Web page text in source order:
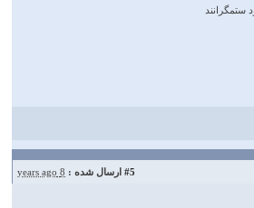
ستمگرانند
#5 ارسال شده : 8 years ago